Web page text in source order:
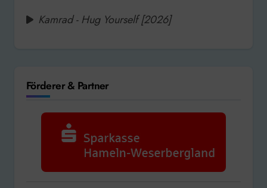
Kamrad - Hug Yourself [2026]
Förderer & Partner